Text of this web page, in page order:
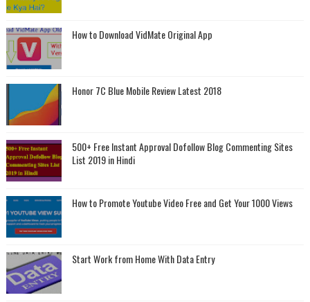
How to Download VidMate Original App
Honor 7C Blue Mobile Review Latest 2018
500+ Free Instant Approval Dofollow Blog Commenting Sites
List 2019 in Hindi
How to Promote Youtube Video Free and Get Your 1000 Views
Start Work from Home With Data Entry